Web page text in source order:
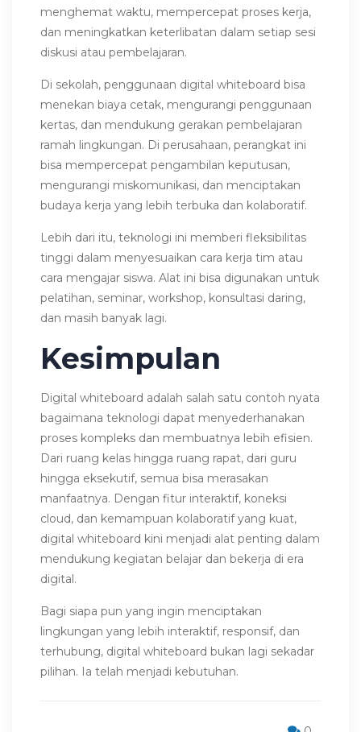
menghemat waktu, mempercepat proses kerja,
dan meningkatkan keterlibatan dalam setiap sesi
diskusi atau pembelajaran.
Di sekolah, penggunaan digital whiteboard bisa
menekan biaya cetak, mengurangi penggunaan
kertas, dan mendukung gerakan pembelajaran
ramah lingkungan. Di perusahaan, perangkat ini
bisa mempercepat pengambilan keputusan,
mengurangi miskomunikasi, dan menciptakan
budaya kerja yang lebih terbuka dan kolaboratif.
Lebih dari itu, teknologi ini memberi fleksibilitas
tinggi dalam menyesuaikan cara kerja tim atau
cara mengajar siswa. Alat ini bisa digunakan untuk
pelatihan, seminar, workshop, konsultasi daring,
dan masih banyak lagi.
Kesimpulan
Digital whiteboard adalah salah satu contoh nyata
bagaimana teknologi dapat menyederhanakan
proses kompleks dan membuatnya lebih efisien.
Dari ruang kelas hingga ruang rapat, dari guru
hingga eksekutif, semua bisa merasakan
manfaatnya. Dengan fitur interaktif, koneksi
cloud, dan kemampuan kolaboratif yang kuat,
digital whiteboard kini menjadi alat penting dalam
mendukung kegiatan belajar dan bekerja di era
digital.
Bagi siapa pun yang ingin menciptakan
lingkungan yang lebih interaktif, responsif, dan
terhubung, digital whiteboard bukan lagi sekadar
pilihan. Ia telah menjadi kebutuhan.